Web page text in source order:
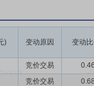
) 变动原因 变动
竞价交易
竞价交易